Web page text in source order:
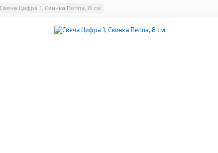
Свеча Цифра 1, Свинка Пеппа, 8 см